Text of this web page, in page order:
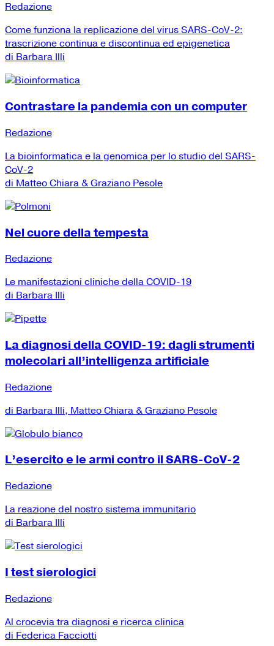
Redazione
Come funziona la replicazione del virus SARS-CoV-2:
trascrizione continua e discontinua ed epigenetica
di Barbara Illi
Contrastare la pandemia con un computer
Redazione
La bioinformatica e la genomica per lo studio del SARS-
CoV-2
di Matteo Chiara & Graziano Pesole
Nel cuore della tempesta
Redazione
Le manifestazioni cliniche della COVID-19
di Barbara Illi
La diagnosi della COVID-19: dagli strumenti
molecolari all’intelligenza artificiale
Redazione
di Barbara Illi, Matteo Chiara & Graziano Pesole
L’esercito e le armi contro il SARS-CoV-2
Redazione
La reazione del nostro sistema immunitario
di Barbara Illi
I test sierologici
Redazione
Al crocevia tra diagnosi e ricerca clinica
di Federica Facciotti